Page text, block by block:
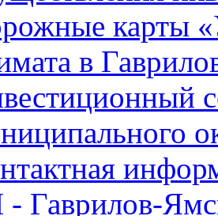
карты
в
Гаврилов-